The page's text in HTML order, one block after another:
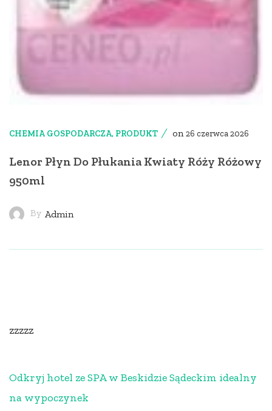
CHEMIA GOSPODARCZA, PRODUKT on26 czerwca 2026
Lenor Płyn Do Płukania Kwiaty Róży Różowy
950ml
By Admin
zzzzz
Odkryj hotel ze SPA w Beskidzie Sądeckim idealny
na wypoczynek